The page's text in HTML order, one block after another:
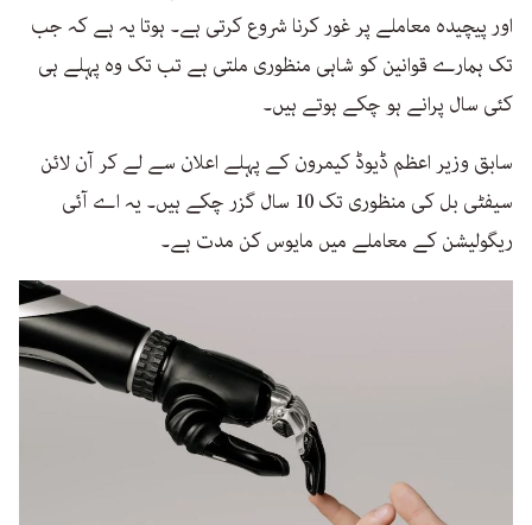
اور پیچیدہ معاملے پر غور کرنا شروع کرتی ہے۔ ہوتا یہ ہے کہ جب
تک ہمارے قوانین کو شاہی منظوری ملتی ہے تب تک وہ پہلے ہی
کئی سال پرانے ہو چکے ہوتے ہیں۔
سابق وزیر اعظم ڈیوڈ کیمرون کے پہلے اعلان سے لے کر آن لائن
سیفٹی بل کی منظوری تک 10 سال گزر چکے ہیں۔ یہ اے آئی
ریگولیشن کے معاملے میں مایوس کن مدت ہے۔